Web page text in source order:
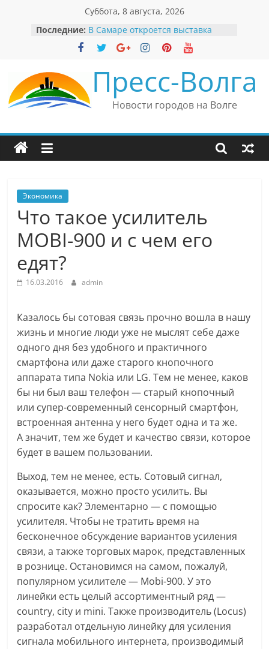
содержимому
Суббота, 8 августа, 2026
Последние: В Самаре откроется выставка
невероятных рекордов и фактов
«Веришь или нет»
Вячеслав Моше Кантор –
президент Европейского
еврейского конгресса
Вячеслав Моше Кантор считает
причиной низкого уровня
Ильдар Узбеков отметил крепкие
Пресс-Волга
Новости городов на Волге
Экономика
Что такое усилитель
MOBI-900 и с чем его
едят?
16.03.2016 admin
Казалось бы сотовая связь прочно вошла в нашу
жизнь и многие люди уже не мыслят себе даже
одного дня без удобного и практичного
смартфона или даже старого кнопочного
аппарата типа Nokia или LG. Тем не менее, каков
бы ни был ваш телефон — старый кнопочный
или супер-современный сенсорный смартфон,
встроенная антенна у него будет одна и та же.
А значит, тем же будет и качество связи, которое
будет в вашем пользовании.
Выход, тем не менее, есть. Сотовый сигнал,
оказывается, можно просто усилить. Вы
спросите как? Элементарно — с помощью
усилителя. Чтобы не тратить время на
бесконечное обсуждение вариантов усиления
связи, а также торговых марок, представленных
в рознице. Остановимся на самом, пожалуй,
популярном усилителе — Mobi-900. У это
линейки есть целый ассортиментный ряд —
country, city и mini. Также производитель (Locus)
разработал отдельную линейку для усиления
сигнала мобильного интернета, производимый